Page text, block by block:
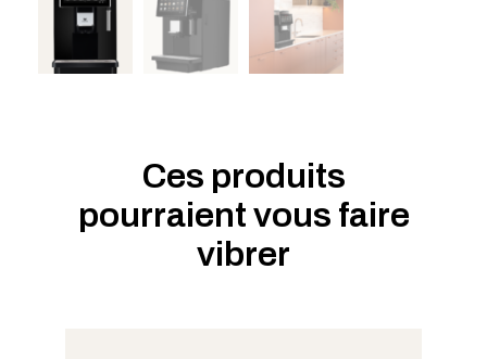
Ces produits
pourraient vous faire
vibrer